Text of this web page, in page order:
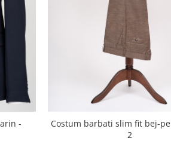
-
Costum barbati slim fit bej-
2